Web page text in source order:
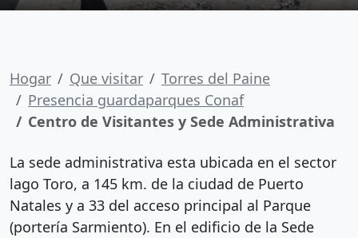
Hogar Que visitar
Torres del Paine
Presencia guardaparques Conaf
Centro de Visitantes y Sede Administrativa
La sede administrativa esta ubicada en el sector
lago Toro, a 145 km. de la ciudad de Puerto
Natales y a 33 del acceso principal al Parque
(portería Sarmiento). En el edificio de la Sede